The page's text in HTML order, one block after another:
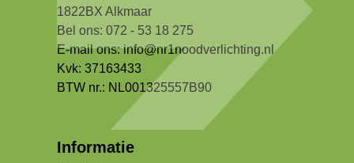
1822BX Alkmaar
Bel ons: 072 - 53 18 275
E-mail ons:info@nr1noodverlichting.nl
Kvk: 37163433
BTW nr.: NL001325557B90
Informatie